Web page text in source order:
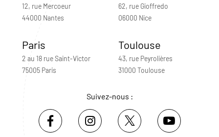
12, rue Mercoeur
44000 Nantes
62, rue Gioffredo
06000 Nice
Paris
2 au 18 rue Saint-Victor
75005 Paris
Toulouse
43, rue Peyrolières
31000 Toulouse
Suivez-nous :